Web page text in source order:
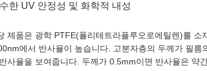
한 UV 안정성 및 화학적 내성
제품은 광학 PTFE(폴리테트라플루오로에틸렌)를
에서 반사율이 높습니다. 고분자층의 두께가 필
사율을 보여줍니다. 두께가 0.5mm이면 반사율은 약